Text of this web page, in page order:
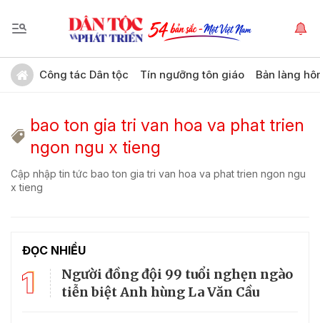
Công tác Dân tộc Tín ngưỡng tôn giáo Bản làng
bao ton gia tri van hoa va phat trien
ngon ngu x tieng
Cập nhập tin tức bao ton gia tri van hoa va phat trien ngon ngu
x tieng
ĐỌC NHIỀU
1
Người đồng đội 99 tuổi nghẹn ngào
tiễn biệt Anh hùng La Văn Cầu